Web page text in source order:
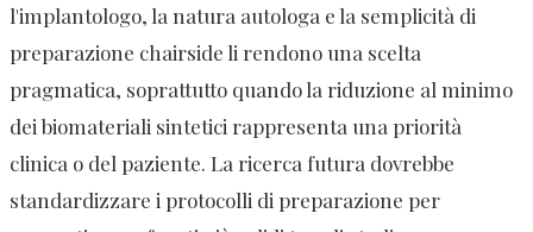
l'implantologo, la natura autologa e la semplicità di
preparazione chairside li rendono una scelta
pragmatica, soprattutto quando la riduzione al minimo
dei biomateriali sintetici rappresenta una priorità
clinica o del paziente. La ricerca futura dovrebbe
standardizzare i protocolli di preparazione per